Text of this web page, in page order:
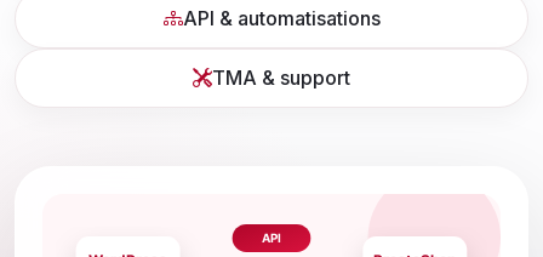
API & automatisations
TMA & support